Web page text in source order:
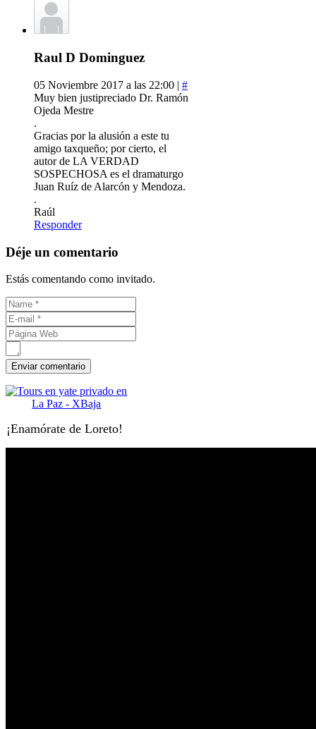
Raul D Dominguez
05 Noviembre 2017 a las 22:00 | #
Muy bien justipreciado Dr. Ramón
Ojeda Mestre
.
Gracias por la alusión a este tu
amigo taxqueño; por cierto, el
autor de LA VERDAD
SOSPECHOSA es el dramaturgo
Juan Ruíz de Alarcón y Mendoza.
.
Raúl
Responder
Déje un comentario
Estás comentando como invitado.
¡Enamórate de Loreto!